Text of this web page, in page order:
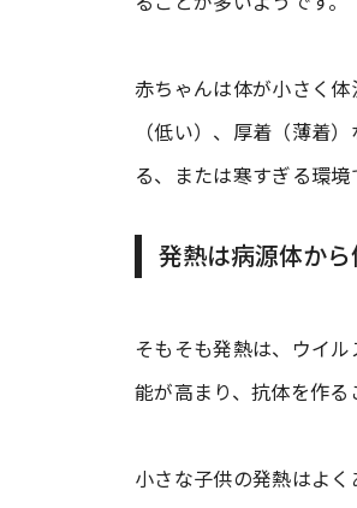
赤ちゃんは体が小さく
（低い）、厚着（薄着
る、または寒すぎる環境
発熱は病源体か
そもそも発熱は、ウイ
能が高まり、抗体を作る
小さな子供の発熱はよ